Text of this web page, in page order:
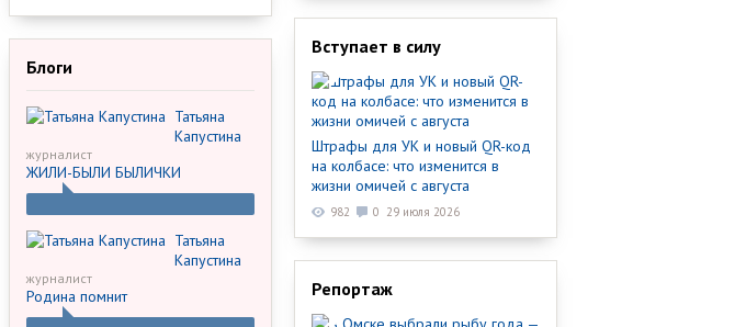
Блоги
Татьяна
Капустина
журналист
ЖИЛИ-БЫЛИ БЫЛИЧКИ
Татьяна
Капустина
журналист
Родина помнит
Вступает в силу
Штрафы для УК и новый QR-код
на колбасе: что изменится в
жизни омичей с августа
982 0 29 июля 2026
Репортаж